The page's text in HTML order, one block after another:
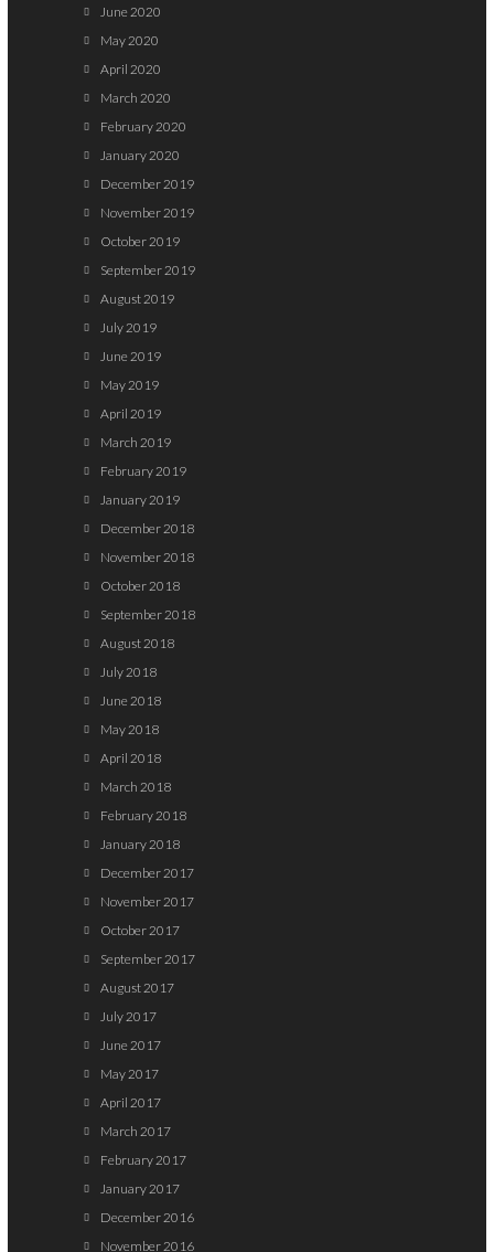
June 2020
May 2020
April 2020
March 2020
February 2020
January 2020
December 2019
November 2019
October 2019
September 2019
August 2019
July 2019
June 2019
May 2019
April 2019
March 2019
February 2019
January 2019
December 2018
November 2018
October 2018
September 2018
August 2018
July 2018
June 2018
May 2018
April 2018
March 2018
February 2018
January 2018
December 2017
November 2017
October 2017
September 2017
August 2017
July 2017
June 2017
May 2017
April 2017
March 2017
February 2017
January 2017
December 2016
November 2016